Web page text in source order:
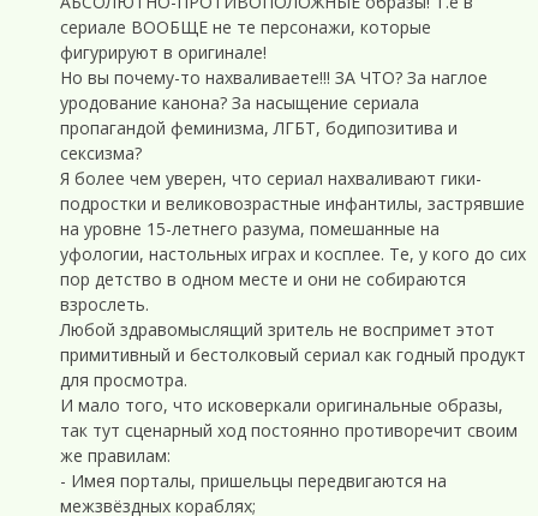
сериале ВООБЩЕ не те персонажи, которые
фигурируют в оригинале!
Но вы почему-то нахваливаете!!! ЗА ЧТО? За наглое
уродование канона? За насыщение сериала
пропагандой феминизма, ЛГБТ, бодипозитива и
сексизма?
Я более чем уверен, что сериал нахваливают гики-
подростки и великовозрастные инфантилы, застрявшие
на уровне 15-летнего разума, помешанные на
уфологии, настольных играх и косплее. Те, у кого до сих
пор детство в одном месте и они не собираются
взрослеть.
Любой здравомыслящий зритель не воспримет этот
примитивный и бестолковый сериал как годный продукт
для просмотра.
И мало того, что исковеркали оригинальные образы,
так тут сценарный ход постоянно противоречит своим
же правилам:
- Имея порталы, пришельцы передвигаются на
межзвёздных кораблях;